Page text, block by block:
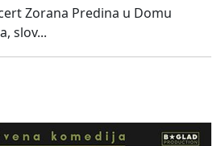
Zorana Predina u Domu
slov...